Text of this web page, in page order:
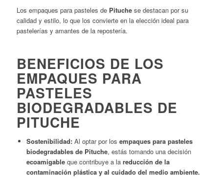
Los empaques para pasteles de Pituchese destacan por su
calidad y estilo, lo que los convierte en la elección ideal para
pastelerías y amantes de la repostería.
BENEFICIOS DE LOS
EMPAQUES PARA
PASTELES
BIODEGRADABLES DE
PITUCHE
Sostenibilidad:Al optar por los empaques para pasteles
biodegradables de Pituche, estás tomando una decisión
ecoamigableque contribuye a la reducción de la
contaminación plástica y al cuidado del medio ambiente.